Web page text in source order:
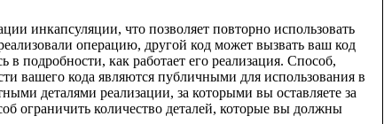
инкапсуляции, что позволяет повторно использовать
операцию, другой код может вызвать ваш код
в подробности, как работает его реализация. Способ,
вашего кода являются публичными для использования в
деталями реализации, за которыми вы оставляете за
ограничить количество деталей, которые вы должны